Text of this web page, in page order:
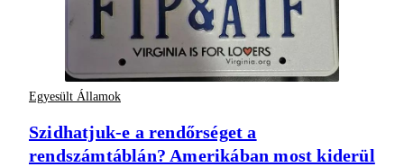
Egyesült Államok
Szidhatjuk-e a rendőrséget a
rendszámtáblán? Amerikában most kiderül